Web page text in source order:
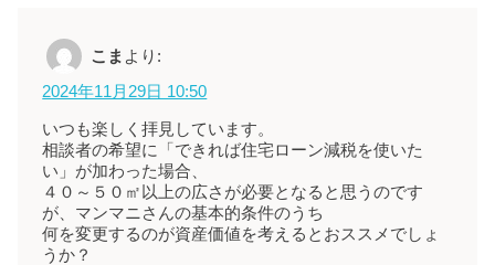
こま より:
2024年11月29日 10:50
いつも楽しく拝見しています。
相談者の希望に「できれば住宅ローン減税を使いた
い」が加わった場合、
４０～５０㎡以上の広さが必要となると思うのです
が、マンマニさんの基本的条件のうち
何を変更するのが資産価値を考えるとおススメでしょ
うか？